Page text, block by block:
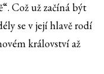
Což už začíná být
se v její hlavě rodí
království až